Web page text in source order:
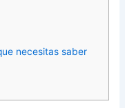
necesitas saber